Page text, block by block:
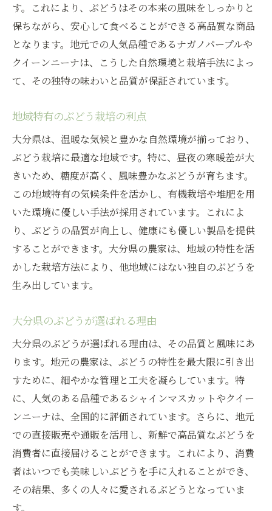
効果的なぶどう販売戦略の紹介
ぶどう販売で差をつける方法
市場でのぶどう販売のコツ
販売戦略が消費者に与える影響
ぶどう栽培の成功例と秘策
大分県での栽培成功の鍵
栽培技術の進化と成功事例
成功するぶどう栽培の条件
地域に根付く栽培方法の紹介
未来を見据えた栽培の工夫
す。これにより、ぶどうはその本来の風味をしっかりと
保ちながら、安心して食べることができる高品質な商品
となります。地元での人気品種であるナガノパープルや
クイーンニーナは、こうした自然環境と栽培手法によっ
て、その独特の味わいと品質が保証されています。
地域特有のぶどう栽培の利点
大分県は、温暖な気候と豊かな自然環境が揃っており、
ぶどう栽培に最適な地域です。特に、昼夜の寒暖差が大
きいため、糖度が高く、風味豊かなぶどうが育ちます。
この地域特有の気候条件を活かし、有機栽培や堆肥を用
いた環境に優しい手法が採用されています。これによ
り、ぶどうの品質が向上し、健康にも優しい製品を提供
することができます。大分県の農家は、地域の特性を活
かした栽培方法により、他地域にはない独自のぶどうを
生み出しています。
大分県のぶどうが選ばれる理由
大分県のぶどうが選ばれる理由は、その品質と風味にあ
ります。地元の農家は、ぶどうの特性を最大限に引き出
すために、細やかな管理と工夫を凝らしています。特
に、人気のある品種であるシャインマスカットやクイー
ンニーナは、全国的に評価されています。さらに、地元
での直接販売や通販を活用し、新鮮で高品質なぶどうを
消費者に直接届けることができます。これにより、消費
者はいつでも美味しいぶどうを手に入れることができ、
その結果、多くの人々に愛されるぶどうとなっていま
す。